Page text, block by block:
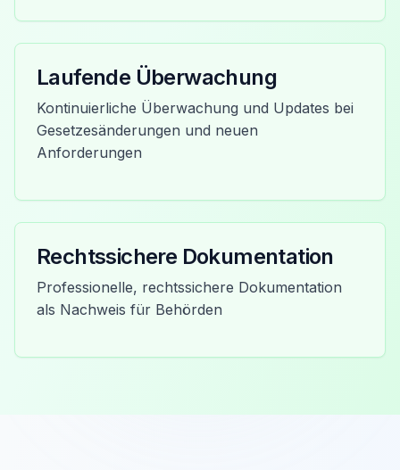
Laufende Überwachung
Kontinuierliche Überwachung und Updates bei
Gesetzesänderungen und neuen
Anforderungen
Rechtssichere Dokumentation
Professionelle, rechtssichere Dokumentation
als Nachweis für Behörden